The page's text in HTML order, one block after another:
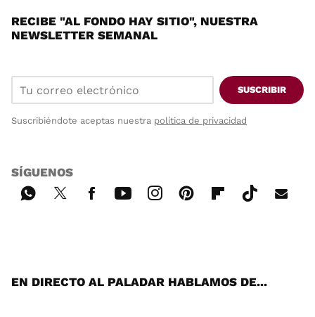
RECIBE "AL FONDO HAY SITIO", NUESTRA
NEWSLETTER SEMANAL
SUSCRIBIR
Suscribiéndote aceptas nuestra política de privacidad
SÍGUENOS
EN DIRECTO AL PALADAR HABLAMOS DE...